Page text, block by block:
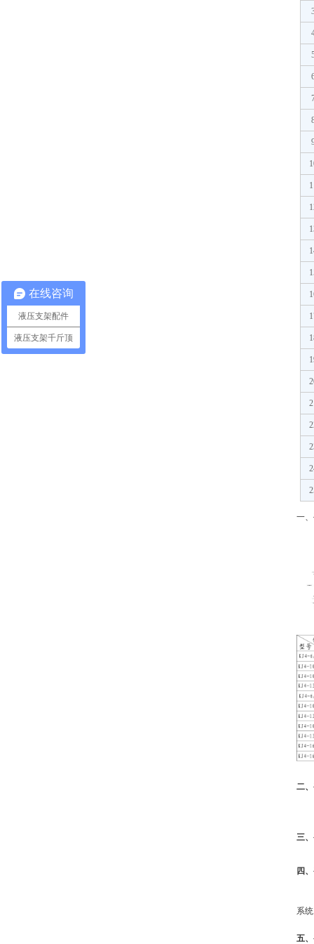
一、
二
三
四、
系
五
在线咨询
液压支架配件
液压支架千斤顶